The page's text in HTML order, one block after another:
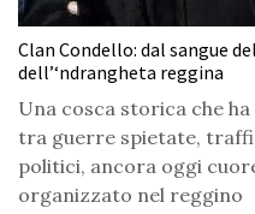
Clan Condello: dal sangue
dell’‘ndrangheta reggina
Una cosca storica che
tra guerre spietate,
politici, ancora oggi
organizzato nel reggino